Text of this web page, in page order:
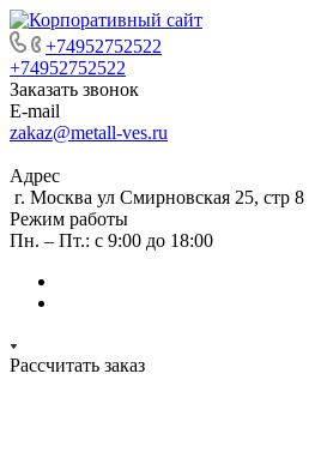
+74952752522
+74952752522
Заказать звонок
E-mail
zakaz@metall-ves.ru
Адрес
г. Москва ул Смирновская 25, стр 8
Режим работы
Пн. – Пт.: с 9:00 до 18:00
Рассчитать заказ